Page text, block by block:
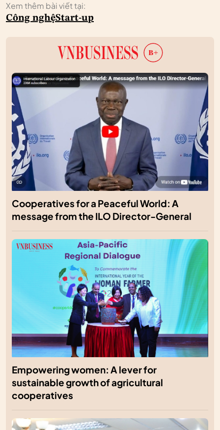
Xem thêm bài viết tại:
Công nghệStart-up
Cooperatives for a Peaceful World: A
message from the ILO Director-General
Empowering women: A lever for
sustainable growth of agricultural
cooperatives